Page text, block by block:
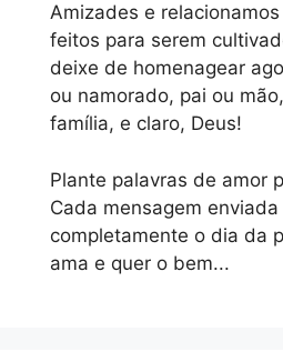
Amizades e
feitos para serem
deixe de homenagear
ou namorado, pai ou
família, e claro, Deus!
Plante palavras de amor
Cada mensagem
completamente o dia da
ama e quer o bem...